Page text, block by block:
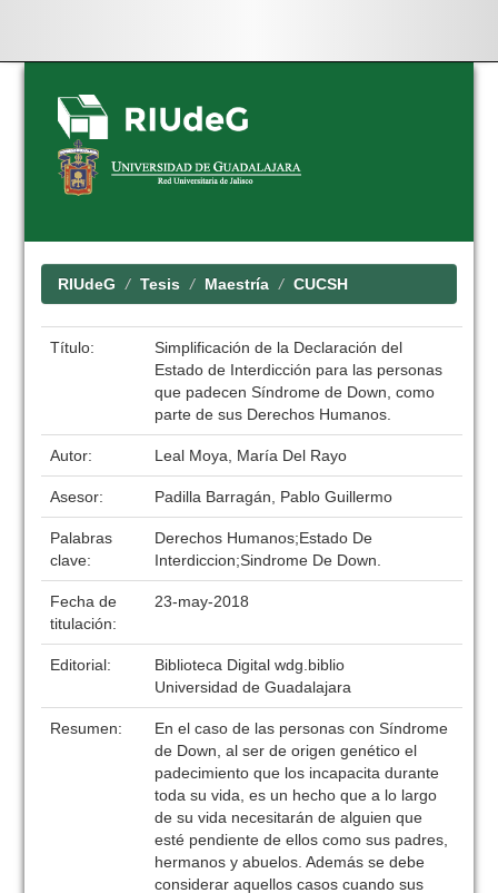
Skip
navigation
RIUdeG Tesis Maestría CUCSH
Título:
Simplificación de la Declaración del
Estado de Interdicción para las personas
que padecen Síndrome de Down, como
parte de sus Derechos Humanos.
Autor: Leal Moya, María Del Rayo
Asesor: Padilla Barragán, Pablo Guillermo
Palabras
clave:
Derechos Humanos;Estado De
Interdiccion;Sindrome De Down.
Fecha de
titulación:
23-may-2018
Editorial:
Biblioteca Digital wdg.biblio
Universidad de Guadalajara
Resumen:
En el caso de las personas con Síndrome
de Down, al ser de origen genético el
padecimiento que los incapacita durante
toda su vida, es un hecho que a lo largo
de su vida necesitarán de alguien que
esté pendiente de ellos como sus padres,
hermanos y abuelos. Además se debe
considerar aquellos casos cuando sus